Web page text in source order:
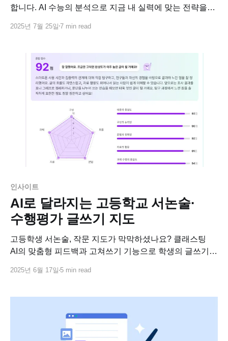
합니다. AI 수능의 분석으로 지금 내 실력에 맞는 전략을
2025년 7월 25일 7 min read
인사이트
AI로 달라지는 고등학교 서논술·
수행평가 글쓰기 지도
고등학생 서논술, 작문 지도가 막막하셨나요? 클래스팅
AI의 맞춤형 피드백과 고쳐쓰기 기능으로 학생의 글쓰기
2025년 6월 17일 5 min read